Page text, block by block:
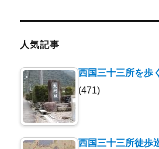
ブ
人気記事
西国三十三所を歩
(471)
西国三十三所徒歩